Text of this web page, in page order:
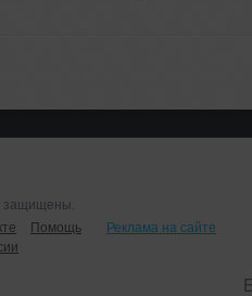
защищены.
Помощь
Реклама на сайте